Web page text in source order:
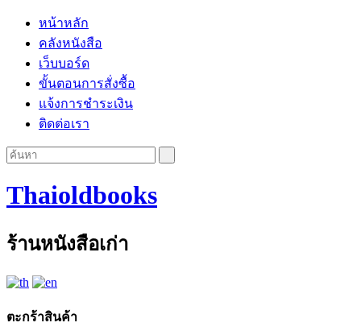
หน้าหลัก
คลังหนังสือ
เว็บบอร์ด
ขั้นตอนการสั่งซื้อ
แจ้งการชำระเงิน
ติดต่อเรา
Thaioldbooks
ร้านหนังสือเก่า
ตะกร้าสินค้า